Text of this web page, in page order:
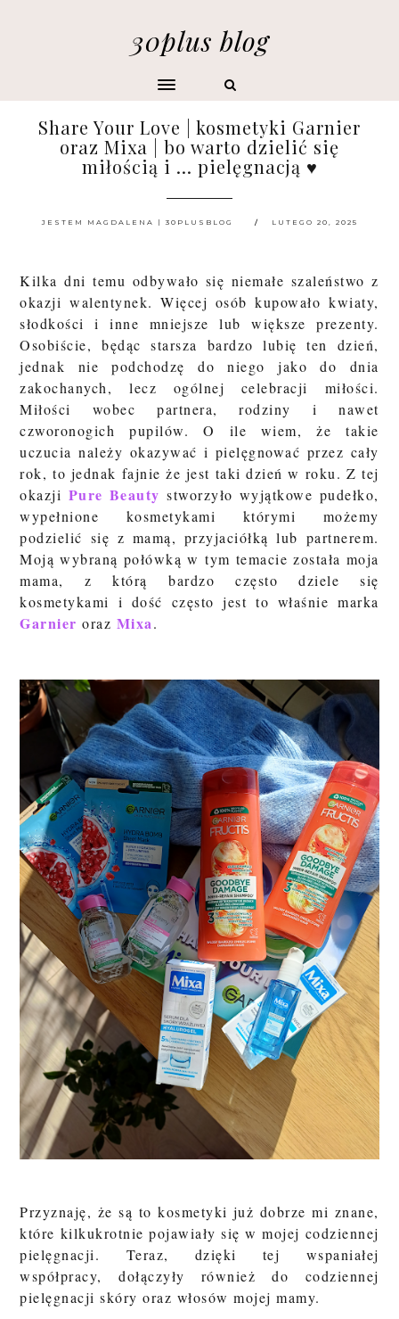
30plus blog
Share Your Love | kosmetyki Garnier
oraz Mixa | bo warto dzielić się
miłością i ... pielęgnacją ♥
JESTEM MAGDALENA | 30PLUSBLOG LUTEGO 20, 2025
Kilka dni temu odbywało się niemałe szaleństwo z
okazji walentynek. Więcej osób kupowało kwiaty,
słodkości i inne mniejsze lub większe prezenty.
Osobiście, będąc starsza bardzo lubię ten dzień,
jednak nie podchodzę do niego jako do dnia
zakochanych, lecz ogólnej celebracji miłości.
Miłości wobec partnera, rodziny i nawet
czworonogich pupilów. O ile wiem, że takie
uczucia należy okazywać i pielęgnować przez cały
rok, to jednak fajnie że jest taki dzień w roku. Z tej
okazji Pure Beauty stworzyło wyjątkowe pudełko,
wypełnione kosmetykami którymi możemy
podzielić się z mamą, przyjaciółką lub partnerem.
Moją wybraną połówką w tym temacie została moja
mama, z którą bardzo często dziele się
kosmetykami i dość często jest to właśnie marka
Garnier oraz Mixa.
Przyznaję, że są to kosmetyki już dobrze mi znane,
które kilkukrotnie pojawiały się w mojej codziennej
pielęgnacji. Teraz, dzięki tej wspaniałej
współpracy, dołączyły również do codziennej
pielęgnacji skóry oraz włosów mojej mamy.